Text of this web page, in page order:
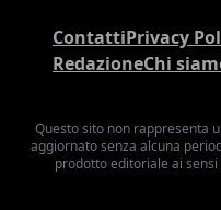
ContattiPrivacy
RedazioneChi
Questo sito non rappresenta
aggiornato senza alcuna
prodotto editoriale ai